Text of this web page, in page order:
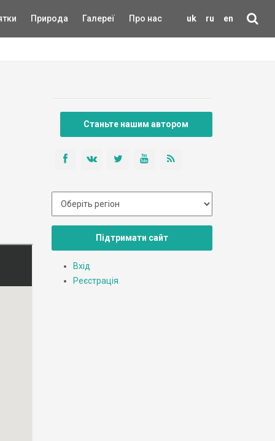
uk ru en
Природа Галереї Про нас
Станьте нашим автором
Підтримати сайт
Вхід
Реєстрація